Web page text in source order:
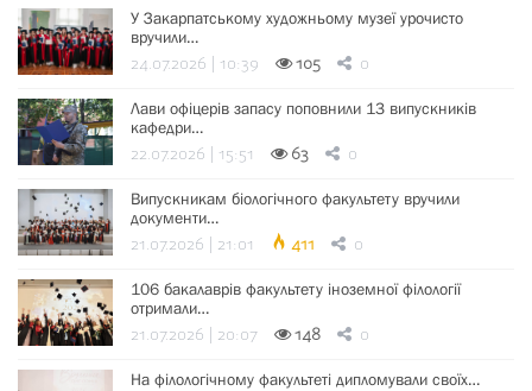
У Закарпатському художньому музеї урочисто
вручили…
24.07.2026 | 10:39 105 0
Лави офіцерів запасу поповнили 13 випускників
кафедри…
22.07.2026 | 15:51 63 0
Випускникам біологічного факультету вручили
документи…
21.07.2026 | 21:01 411 0
106 бакалаврів факультету іноземної філології
отримали…
21.07.2026 | 20:07 148 0
На філологічному факультеті дипломували своїх…